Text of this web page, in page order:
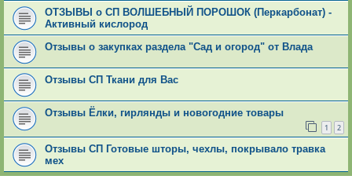
ОТЗЫВЫ о СП ВОЛШЕБНЫЙ ПОРОШОК (Перкарбонат) -
Активный кислород
Отзывы о закупках раздела "Сад и огород" от Влада
Отзывы СП Ткани для Вас
Отзывы Ёлки, гирлянды и новогодние товары
1 2
Отзывы СП Готовые шторы, чехлы, покрывало травка
мех